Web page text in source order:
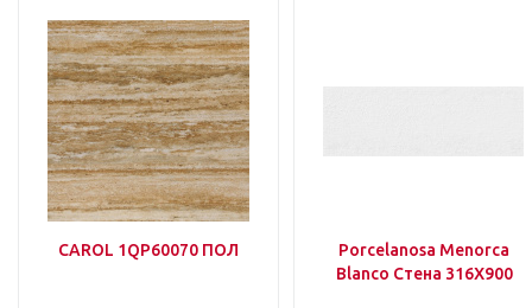
CAROL 1QP60070 ПОЛ
Porcelanosa Menorca
Blanco Стена 316Х900